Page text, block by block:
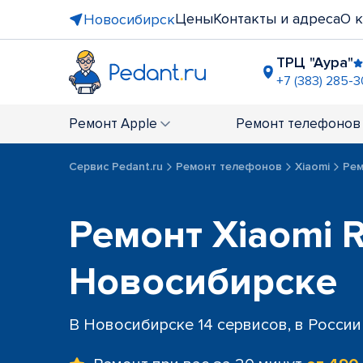
НовосибирскЦеныКонтакты и адресаО
ТРЦ "Аура"
+7 (383) 285-
+7 (383)
ТЦ
+7 (383)
метро
+7 (383)
Ремонт Apple Ремонт телефонов
Сервис Pedant.ru Ремонт телефонов Xiaomi
Ремонт Xiaomi
Новосибирске
В Новосибирске 14 сервисов, в